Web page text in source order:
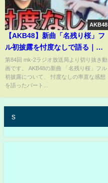
AKB48
【AKB48】新曲「名残り桜」フ
ル初披露を忖度なしで語る｜切
なさと今のAKB【第84回mk-2ラ
ジオ切り抜き】
第84回 mk-2ラジオ放送局より切り抜き動
画です。 AKB48の新曲 「名残り桜」フル
初披露について、 忖度なしの率直な感想
を語ったパート...
s